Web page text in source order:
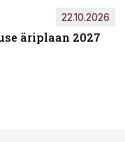
äriplaan 2027
22.10.2026